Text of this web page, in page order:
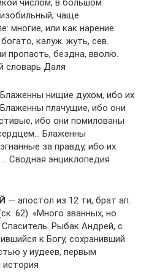
числом, в большом
чаще
многие, или как нарение:
калуж. жуть, сев.
пропасть, бездна, вволю.
словарь Даля
нищие духом, ибо их
плачущие, ибо они
ибо они помилованы
Блаженны
за правду, ибо их
Сводная энциклопедия
— апостол из 12 ти, брат ап.
62). «Много званных, но
Рыбак Андрей, с
к Богу, сохранивший
у иудеев, первым
история